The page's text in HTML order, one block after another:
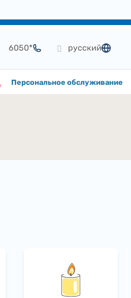
язык
русский
*6050
Персональное обслуживание